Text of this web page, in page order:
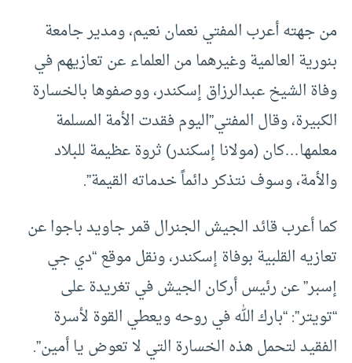
من جهته أعرب المفتي نعمان نعيم، ومدير جامعة
بنورية العالمية وغيرهما من العلماء عن تعازيهم في
وفاة الشيخ عبدالرزاق إسكندر، ووصفوها بالخسارة
الكبيرة، وقال المفتي”اليوم فقدت الأمة المسلمة
معلمها…كان (مولانا إسكندر) ثروة عظيمة للبلاد
والأمة، وسوف نتذكر دائماً خدماته القيمة”.
كما أعرب قائد الجيش الجنرال قمر جاويد باجوا عن
تعازيه القلبية بوفاة إسكندر، ونقل موقع “دي جي
إسبر” عن رئيس أركان الجيش في تغريدة على
“تويتر”: “بارك الله في روحه ويعطي القوة لأسرة
الفقيد لتحمل هذه الخسارة التي لا تعوض يا أمين”.